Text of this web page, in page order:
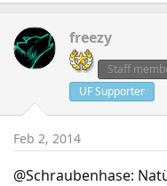
freezy
Staff
UF Supporter
Feb 2, 2014
@Schraubenhase: